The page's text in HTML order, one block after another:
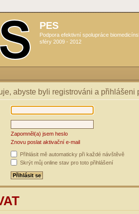
PES
Podpora efektivní spolupráce
sféry 2009 - 2012
abyste byli registrováni a přihlášeni
Zapomněl(a) jsem heslo
Znovu poslat aktivační e-mail
Přihlásit mě automaticky při každé návštěvě
Skrýt můj online stav pro toto přihlášení